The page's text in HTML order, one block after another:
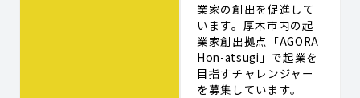
業家の創出を促進して
います。厚木市内の起
業家創出拠点「AGORA
Hon-atsugi」で起業を
目指すチャレンジャー
を募集しています。